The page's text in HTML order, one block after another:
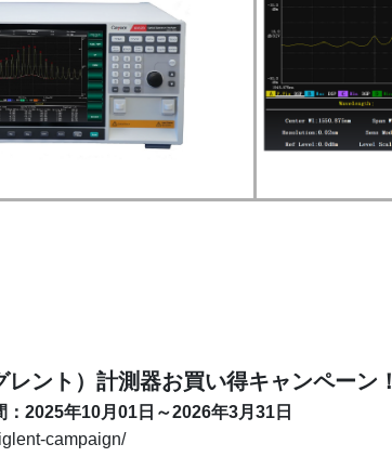
ント）計測器お買い得キャンペーン！
：2025年10月01日～2026年3月31日
campaign/